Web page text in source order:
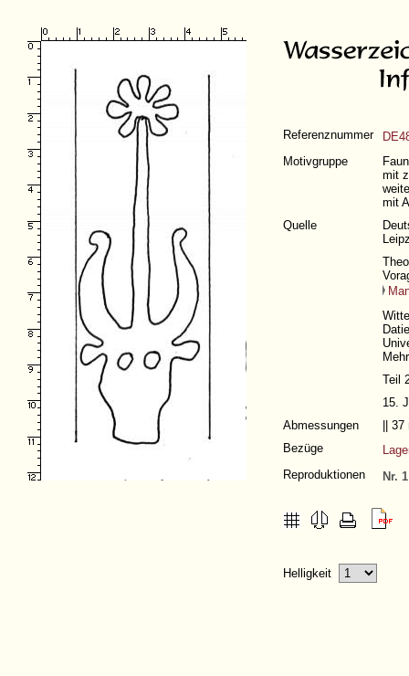
Referenznummer
Motivgruppe
mit
mit
Quelle
Teil
15.
Abmessungen
||
Bezüge
Reproduktionen
Nr. 1
Helligkeit